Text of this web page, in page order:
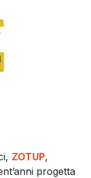
ZOTUP,
progetta